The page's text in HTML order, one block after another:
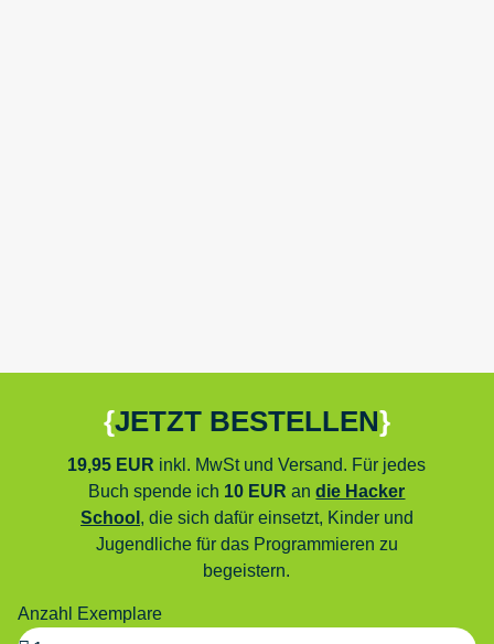
{JETZT BESTELLEN}
19,95 EUR inkl. MwSt und Versand. Für jedes
Buch spende ich 10 EUR andie Hacker
School , die sich dafür einsetzt, Kinder und
Jugendliche für das Programmieren zu
begeistern.
Anzahl Exemplare